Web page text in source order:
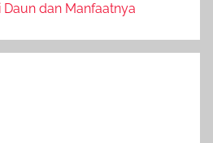
dan Manfaatnya